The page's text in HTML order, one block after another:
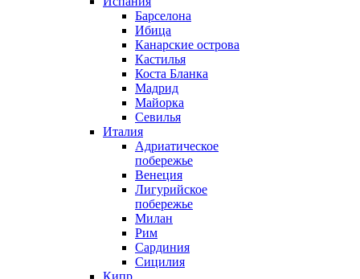
Барселона
Ибица
Канарские острова
Кастилья
Коста Бланка
Мадрид
Майорка
Севилья
Италия
Адриатическое
побережье
Венеция
Лигурийское
побережье
Милан
Рим
Сардиния
Сицилия
Кипр